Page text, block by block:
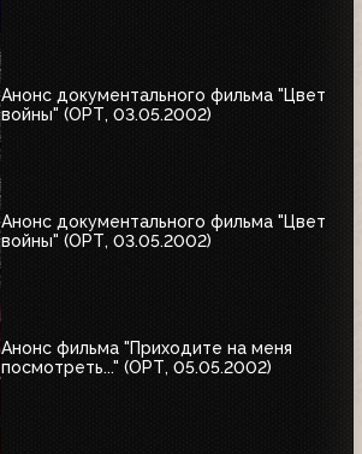
Анонс документального фильма "Цвет
войны" (ОРТ, 03.05.2002)
Анонс документального фильма "Цвет
войны" (ОРТ, 03.05.2002)
Анонс фильма "Приходите на меня
посмотреть..." (ОРТ, 05.05.2002)